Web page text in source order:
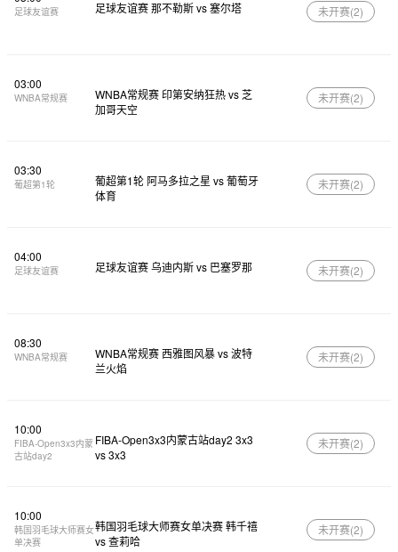
足球友谊赛 足球友谊赛 那不勒斯 vs 塞尔塔 未开赛(2)
03:00
WNBA常规赛
WNBA常规赛 印第安纳狂热 vs 芝
加哥天空
未开赛(2)
03:30
葡超第1轮
葡超第1轮 阿马多拉之星 vs 葡萄牙
体育
未开赛(2)
04:00
足球友谊赛 足球友谊赛 乌迪内斯 vs 巴塞罗那 未开赛(2)
08:30
WNBA常规赛
WNBA常规赛 西雅图风暴 vs 波特
兰火焰
未开赛(2)
10:00
FIBA-Open3x3内蒙
古站day2
FIBA-Open3x3内蒙古站day2 3x3
vs 3x3
未开赛(2)
10:00
韩国羽毛球大师赛女
单决赛
韩国羽毛球大师赛女单决赛 韩千禧
vs 查莉哈
未开赛(2)